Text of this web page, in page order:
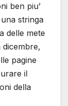
ben piu’
stringa
delle mete
dicembre,
pagine
il
della